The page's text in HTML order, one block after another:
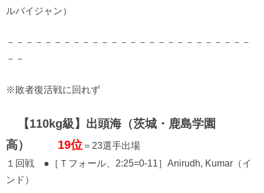
ルバイジャン）
－－－－－－－－－－－－－－－－－－－－－－－－－－
－－
※敗者復活戦に回れず
【110kg級】出頭海（茨城・鹿島学園
高）
19位 ＝23選手出場
１回戦 ●［Ｔフォール、2:25=0-11］Anirudh, Kumar（イ
ンド）